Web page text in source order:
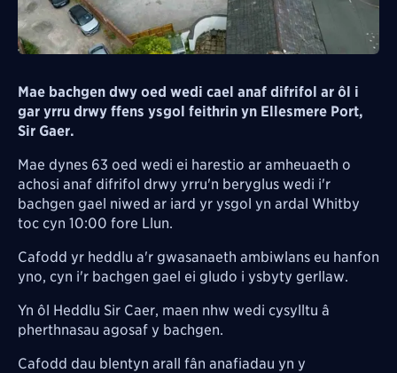
Mae bachgen dwy oed wedi cael anaf difrifol ar ôl i
gar yrru drwy ffens ysgol feithrin yn Ellesmere Port,
Sir Gaer.
Mae dynes 63 oed wedi ei harestio ar amheuaeth o
achosi anaf difrifol drwy yrru'n beryglus wedi i'r
bachgen gael niwed ar iard yr ysgol yn ardal Whitby
toc cyn 10:00 fore Llun.
Cafodd yr heddlu a'r gwasanaeth ambiwlans eu hanfon
yno, cyn i'r bachgen gael ei gludo i ysbyty gerllaw.
Yn ôl Heddlu Sir Caer, maen nhw wedi cysylltu â
pherthnasau agosaf y bachgen.
Cafodd dau blentyn arall fân anafiadau yn y